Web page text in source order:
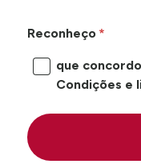
Reconheço
que
Condições e